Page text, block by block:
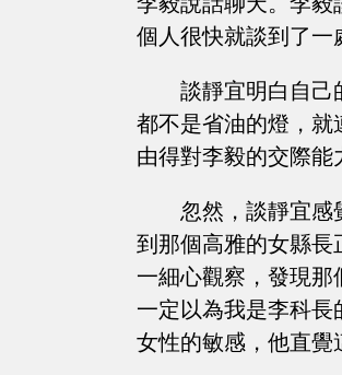
個人很快就談到了一
談靜宜明白自己
都不是省油的燈，就
由得對李毅的交際能
忽然，談靜宜感
到那個高雅的女縣長
一細心觀察，發現
一定以為我是李科
女性的敏感，他直覺